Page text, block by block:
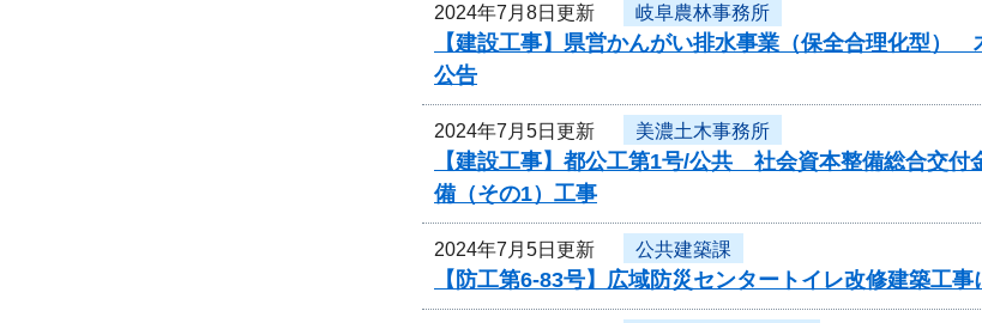
2024年7月8日更新 岐阜農林事務所
【建設工事】県営かんがい排水事業（保全合理化型
公告
2024年7月5日更新 美濃土木事務所
【建設工事】都公工第1号/公共 社会資本整備総合交
備（その1）工事
2024年7月5日更新 公共建築課
【防工第6-83号】広域防災センタートイレ改修建築工